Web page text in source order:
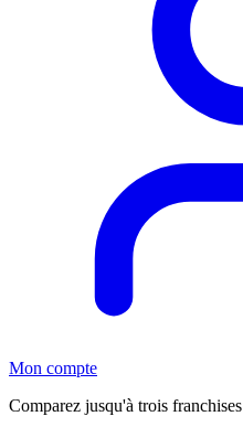
Mon compte
Comparez jusqu'à trois franchises